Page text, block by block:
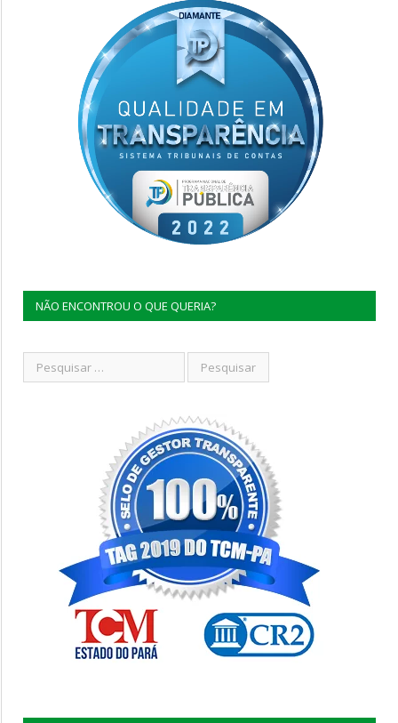
NÃO ENCONTROU O QUE QUERIA?